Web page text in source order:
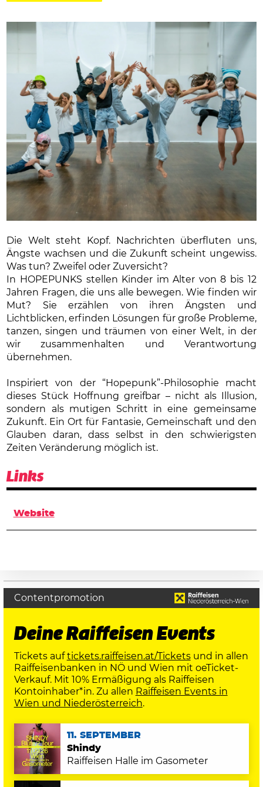
Die Welt steht Kopf. Nachrichten überfluten uns,
Ängste wachsen und die Zukunft scheint ungewiss.
Was tun? Zweifel oder Zuversicht?
In
HOPEPUNKS stellen Kinder im Alter von 8 bis 12
Jahren Fragen, die uns alle bewegen. Wie finden wir
Mut? Sie erzählen von ihren Ängsten und
Lichtblicken, erfinden Lösungen für große Probleme,
tanzen, singen und träumen von einer Welt, in der
wir zusammenhalten und Verantwortung
übernehmen.
Inspiriert von der “Hopepunk”-Philosophie macht
dieses Stück Hoffnung greifbar – nicht als Illusion,
sondern als mutigen Schritt in eine gemeinsame
Zukunft. Ein Ort für Fantasie, Gemeinschaft und den
Glauben daran, dass selbst in den schwierigsten
Zeiten Veränderung möglich ist.
Links
Website
Contentpromotion
Deine Raiffeisen Events
Tickets auftickets.raiffeisen.at/Ticketsund in allen
Raiffeisenbanken in NÖ und Wien mit oeTicket-
Verkauf. Mit 10% Ermäßigung als Raiffeisen
Kontoinhaber*in. Zu allen Raiffeisen Events in
Wien und Niederösterreich.
11. SEPTEMBER
Shindy
Raiffeisen Halle im Gasometer